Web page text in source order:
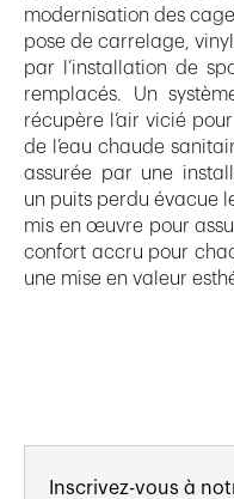
modernisation des
pose de carrelage,
par l’installation de
remplacés. Un
récupère l’air vicié
de l’eau chaude
assurée par une
un puits perdu évacue
mis en œuvre pour
confort accru pour
une mise en valeur
Inscrivez-vous à